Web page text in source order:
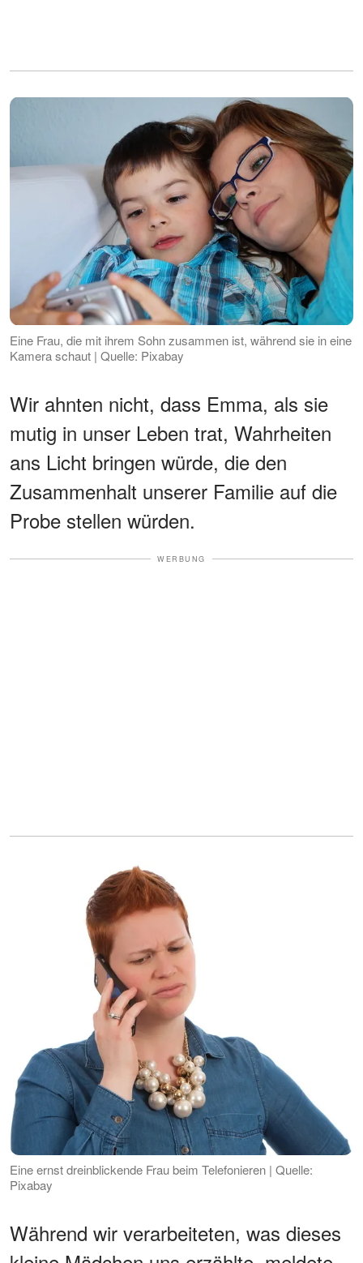
Eine Frau, die mit ihrem Sohn zusammen ist, während sie in eine
Kamera schaut | Quelle: Pixabay
Wir ahnten nicht, dass Emma, als sie
mutig in unser Leben trat, Wahrheiten
ans Licht bringen würde, die den
Zusammenhalt unserer Familie auf die
Probe stellen würden.
WERBUNG
Eine ernst dreinblickende Frau beim Telefonieren | Quelle:
Pixabay
Während wir verarbeiteten, was dieses